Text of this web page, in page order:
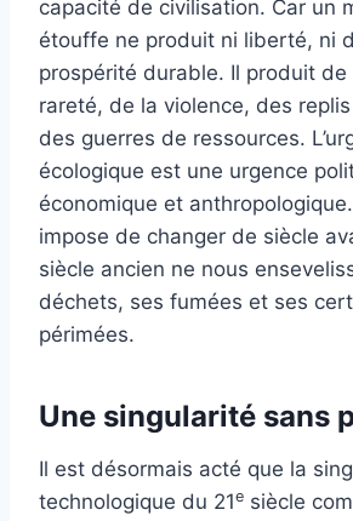
capacité de civilisation. Car un
étouffe ne produit ni liberté, ni
prospérité durable. Il produit de
rareté, de la violence, des
des guerres de ressources.
écologique est une urgence
économique et
impose de changer de siècle
siècle ancien ne nous
déchets, ses fumées et ses
périmées.
Une singularité sans
Il est désormais acté que la
technologique du 21e siècle